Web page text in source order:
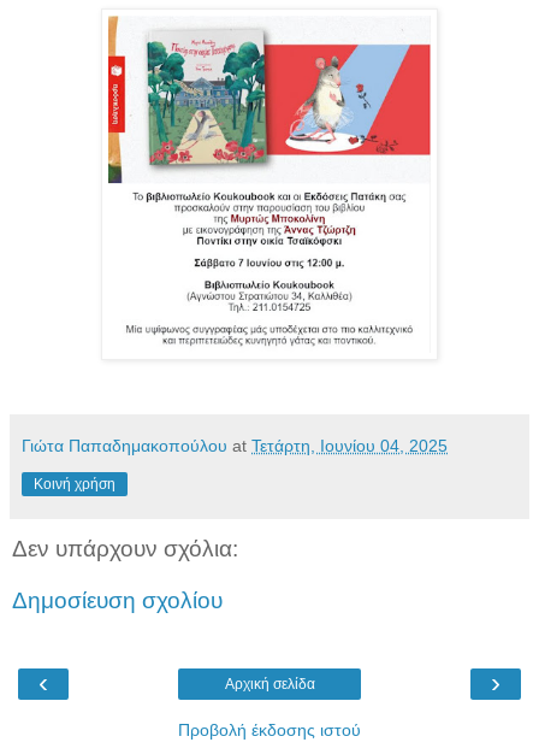
Γιώτα Παπαδημακοπούλου at Τετάρτη, Ιουνίου 04, 2025
Κοινή χρήση
Δεν υπάρχουν σχόλια:
Δημοσίευση σχολίου
‹ ›
Αρχική σελίδα
Προβολή έκδοσης ιστού